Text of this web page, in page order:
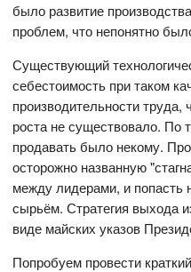
было развитие
проблем, что непонятно
Существующий
себестоимость при таком
производительности труда,
роста не существовало. По
продавать было некому.
осторожно названную
между лидерами, и
сырьём. Стратегия выхода
виде майских указов
Попробуем провести